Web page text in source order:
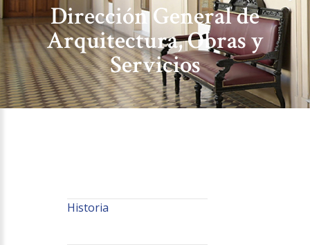
Dirección General de
Arquitectura, Obras y
Servicios
Historia